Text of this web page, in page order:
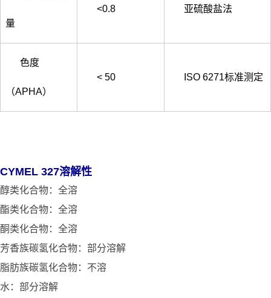
量
<0.8 亚硫酸盐法
色度
（APHA）
< 50 ISO 6271标准测定
CYMEL 327溶解性
醇类化合物：全溶
酯类化合物：全溶
酮类化合物：全溶
芳香族碳氢化合物：部分溶解
脂肪族碳氢化合物：不溶
水：部分溶解